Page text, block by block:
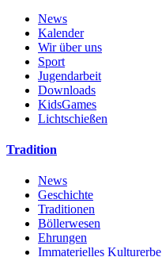
News
Kalender
Wir über uns
Sport
Jugendarbeit
Downloads
KidsGames
Lichtschießen
Tradition
News
Geschichte
Traditionen
Böllerwesen
Ehrungen
Immaterielles Kulturerbe